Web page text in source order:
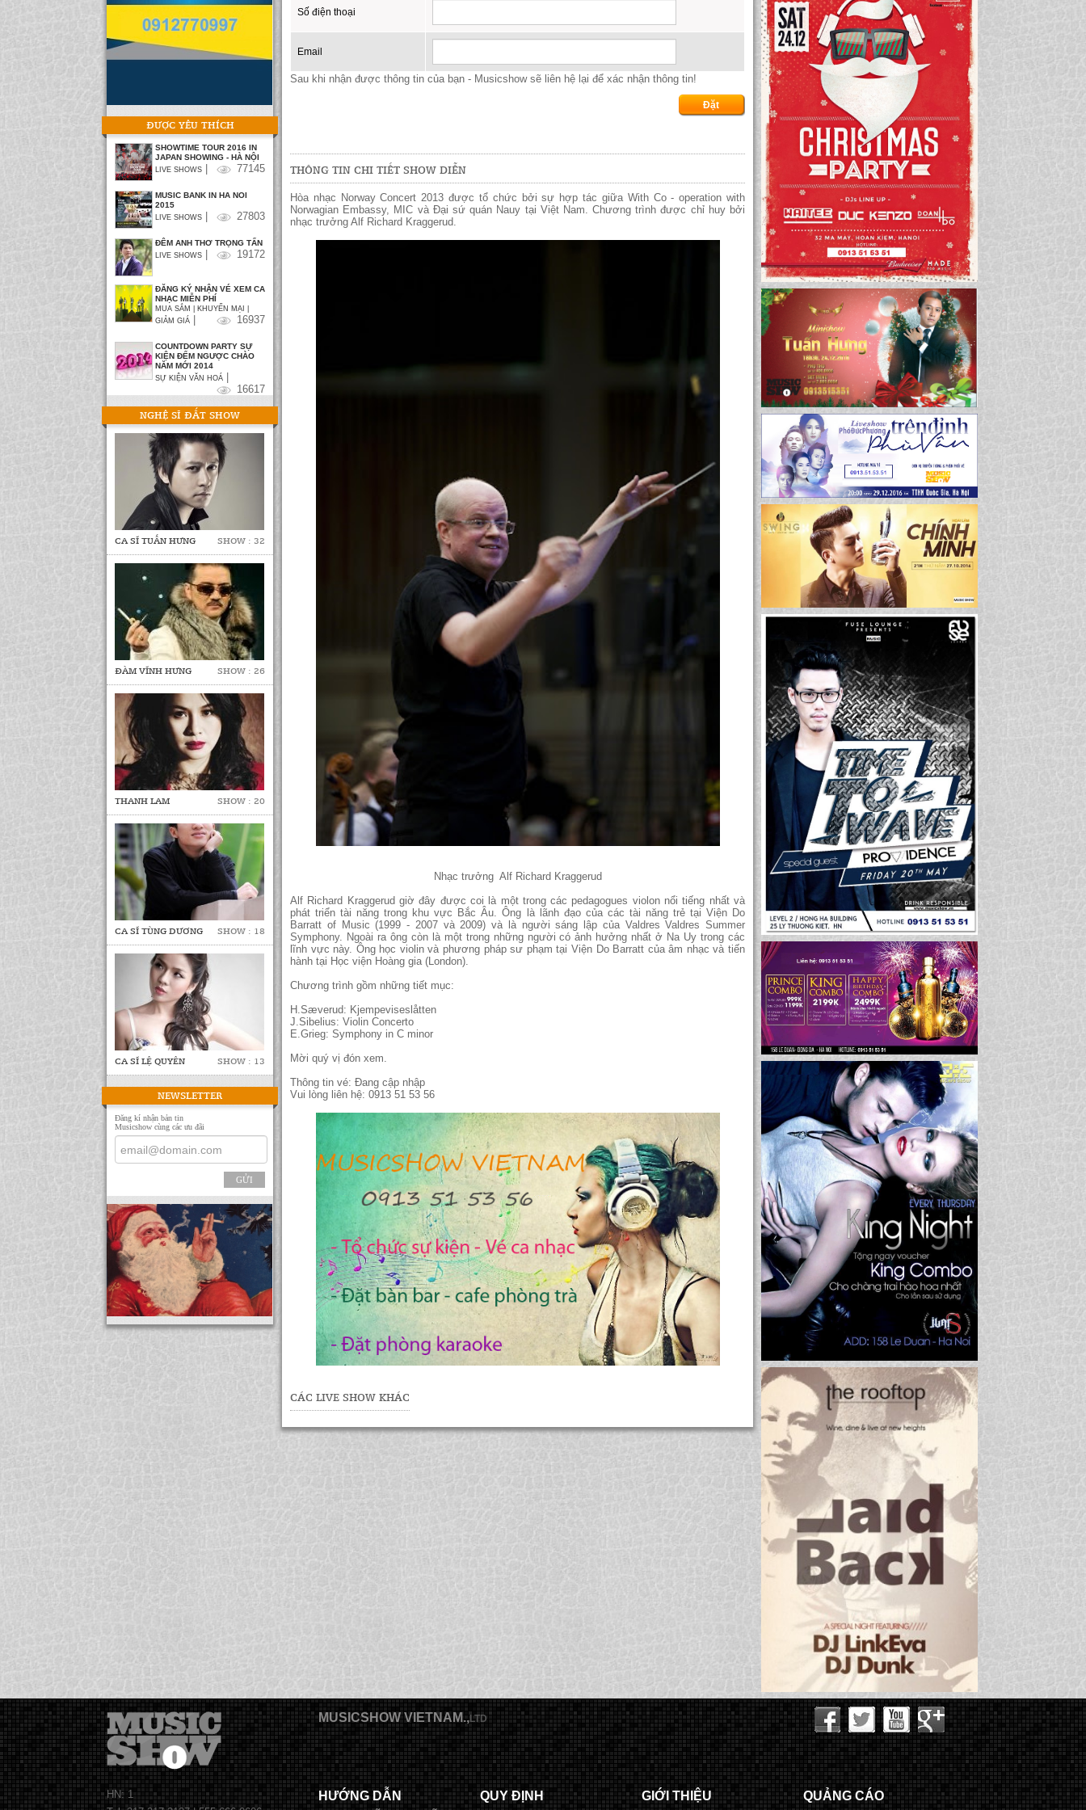
ĐƯỢC YÊU THÍCH
SHOWTIME TOUR 2016 IN
JAPAN SHOWING - HÀ NỘI
LIVE SHOWS 77145
MUSIC BANK IN HA NOI
2015
LIVE SHOWS 27803
ĐÊM ANH THƠ TRỌNG TẤN
LIVE SHOWS 19172
ĐĂNG KÝ NHẬN VÉ XEM CA
NHẠC MIỄN PHÍ
MUA SẮM | KHUYẾN MẠI |
GIẢM GIÁ
16937
COUNTDOWN PARTY SỰ
KIỆN ĐẾM NGƯỢC CHÀO
NĂM MỚI 2014
SỰ KIỆN VĂN HOÁ
16617
NGHỆ SĨ ĐẮT SHOW
CA SĨ TUẤN HƯNG SHOW : 32
ĐÀM VĨNH HƯNG SHOW : 26
THANH LAM SHOW : 20
CA SĨ TÙNG DƯƠNG SHOW : 18
CA SĨ LỆ QUYÊN SHOW : 13
NEWSLETTER
Đăng kí nhận bản tin
Musicshow cùng các ưu đãi
GỬI
Số điện thoại
Email
Sau khi nhận được thông tin của bạn - Musicshow sẽ liên hệ lại để xác nhận thông tin!
THÔNG TIN CHI TIẾT SHOW DIỄN
Hòa nhạc Norway Concert 2013 được tổ chức bởi sự hợp tác giữa With Co - operation with
Norwagian Embassy, MIC và Đại sứ quán Nauy tại Việt Nam. Chương trình được chỉ huy bởi
nhạc trưởng Alf Richard Kraggerud.
Nhạc trưởng Alf Richard Kraggerud
Alf Richard Kraggerud giờ đây được coi là một trong các pedagogues violon nổi tiếng nhất và
phát triển tài năng trong khu vực Bắc Âu. Ông là lãnh đạo của các tài năng trẻ tại Viện Do
Barratt of Music (1999 - 2007 và 2009) và là người sáng lập của Valdres Valdres Summer
Symphony. Ngoài ra ông còn là một trong những người có ảnh hưởng nhất ở Na Uy trong các
lĩnh vực này. Ông học violin và phương pháp sư phạm tại Viện Do Barratt của âm nhạc và tiến
hành tại Học viện Hoàng gia (London).
Chương trình gồm những tiết mục:
H.Sæverud: Kjempeviseslåtten
J.Sibelius: Violin Concerto
E.Grieg: Symphony in C minor
Mời quý vị đón xem.
Thông tin vé: Đang cập nhập
Vui lòng liên hệ: 0913 51 53 56
CÁC LIVE SHOW KHÁC
HN: 1
MUSICSHOW VIETNAM.,LTD
HƯỚNG DẪN
QUY ĐỊNH
GIỚI THIỆU
QUẢNG CÁO